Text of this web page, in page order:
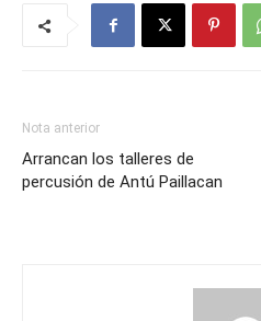
Nota anterior
Arrancan los talleres de
percusión de Antú Paillacan